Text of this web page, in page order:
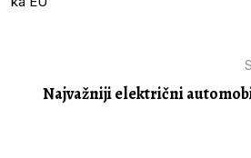
Najvažniji električni